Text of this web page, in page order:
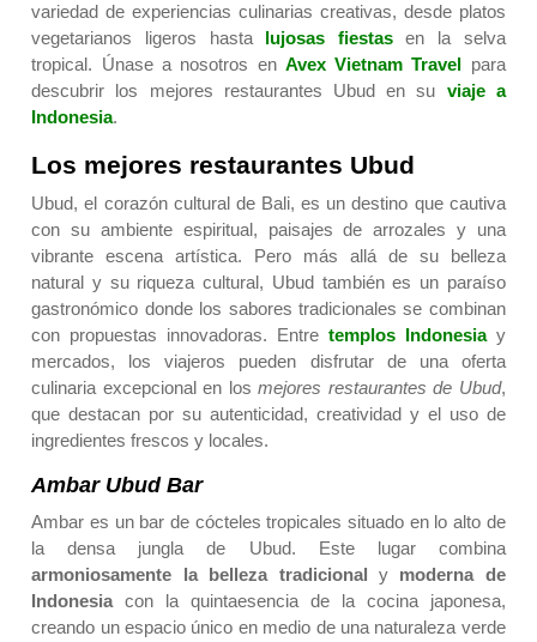
variedad de experiencias culinarias creativas, desde platos
vegetarianos ligeros hasta lujosas fiestasen la selva
tropical. Únase a nosotros en Avex Vietnam Travel para
descubrir los mejores restaurantes Ubud en su viaje a
Indonesia.
Los mejores restaurantes Ubud
Ubud, el corazón cultural de Bali, es un destino que cautiva
con su ambiente espiritual, paisajes de arrozales y una
vibrante escena artística. Pero más allá de su belleza
natural y su riqueza cultural, Ubud también es un paraíso
gastronómico donde los sabores tradicionales se combinan
con propuestas innovadoras. Entre templos Indonesiay
mercados, los viajeros pueden disfrutar de una oferta
culinaria excepcional en losmejores restaurantes de Ubud,
que destacan por su autenticidad, creatividad y el uso de
ingredientes frescos y locales.
Ambar Ubud Bar
Ambar es un bar de cócteles tropicales situado en lo alto de
la densa jungla de Ubud. Este lugar combina
armoniosamente la belleza tradicional y moderna de
Indonesia con la quintaesencia de la cocina japonesa,
creando un espacio único en medio de una naturaleza verde